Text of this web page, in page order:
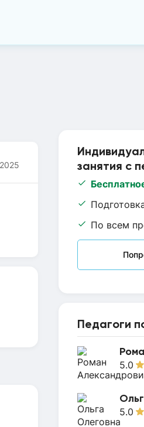
занятия с
По всем
Педагоги
5.0
5.0